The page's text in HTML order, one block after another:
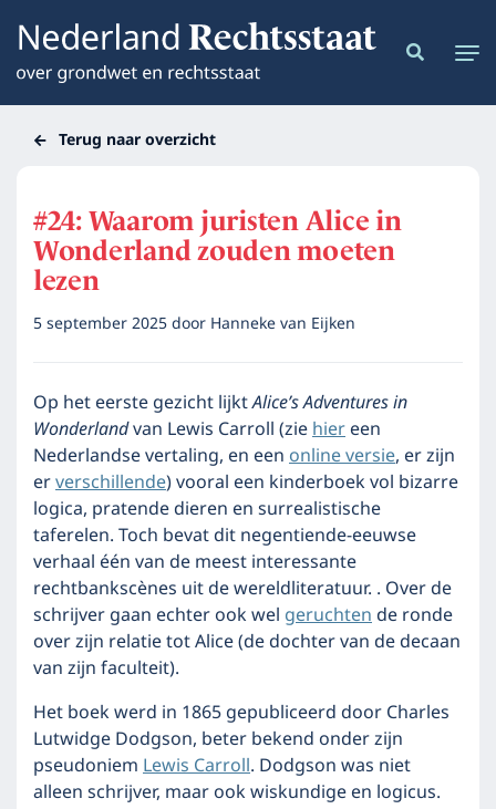
Terug naar overzicht
#24: Waarom juristen Alice in
Wonderland zouden moeten
lezen
5 september 2025door Hanneke van Eijken
Op het eerste gezicht lijktAlice’s Adventures in
Wonderlandvan Lewis Carroll (ziehiereen
Nederlandse vertaling, en eenonline versie, er zijn
erverschillende) vooral een kinderboek vol bizarre
logica, pratende dieren en surrealistische
taferelen. Toch bevat dit negentiende-eeuwse
verhaal één van de meest interessante
rechtbankscènes uit de wereldliteratuur. . Over de
schrijver gaan echter ook wel geruchtende ronde
over zijn relatie tot Alice (de dochter van de decaan
van zijn faculteit).
Het boek werd in 1865 gepubliceerd door Charles
Lutwidge Dodgson, beter bekend onder zijn
pseudoniemLewis Carroll. Dodgson was niet
alleen schrijver, maar ook wiskundige en logicus.